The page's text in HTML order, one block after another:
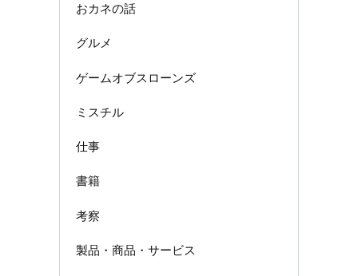
おカネの話
グルメ
ゲームオブスローンズ
ミスチル
仕事
書籍
考察
製品・商品・サービス